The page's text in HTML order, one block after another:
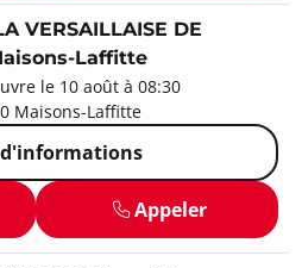
VERSAILLAISE DE
Laffitte
le 10 août à 08:30
Maisons-Laffitte
d'informations
Appeler